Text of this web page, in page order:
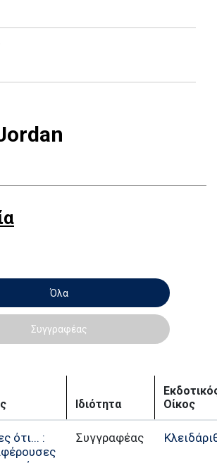
Όλα
Συγγραφέας
Ιδιότητα
Οίκος
ότι... :
Συγγραφέας